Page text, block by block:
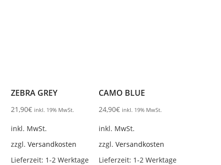
ZEBRA GREY
21,90€ inkl. 19% MwSt.
inkl. MwSt.
zzgl.Versandkosten
Lieferzeit: 1-2 Werktage
CAMO BLUE
24,90€ inkl. 19% MwSt.
inkl. MwSt.
zzgl.Versandkosten
Lieferzeit: 1-2 Werktage